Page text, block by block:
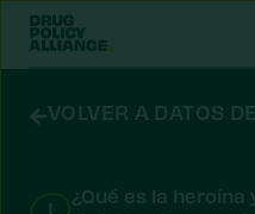
VOLVER A DATOS
1
¿Qué es la